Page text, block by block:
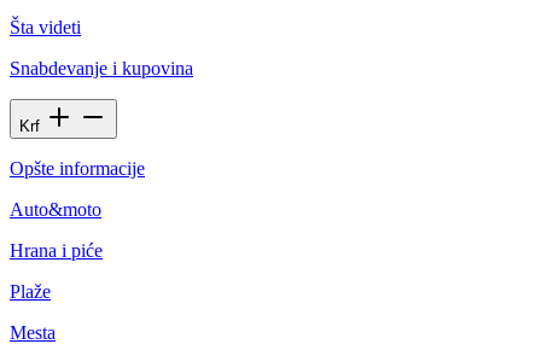
Šta videti
Snabdevanje i kupovina
Krf
Opšte informacije
Auto&moto
Hrana i piće
Plaže
Mesta